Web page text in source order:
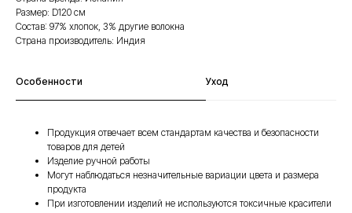
Размер: D120 см
Состав: 97% хлопок, 3% другие волокна
Страна производитель: Индия
Особенности Уход
Продукция отвечает всем стандартам качества и безопасности
товаров для детей
Изделие ручной работы
Могут наблюдаться незначительные вариации цвета и размера
продукта
При изготовлении изделий не используются токсичные красители